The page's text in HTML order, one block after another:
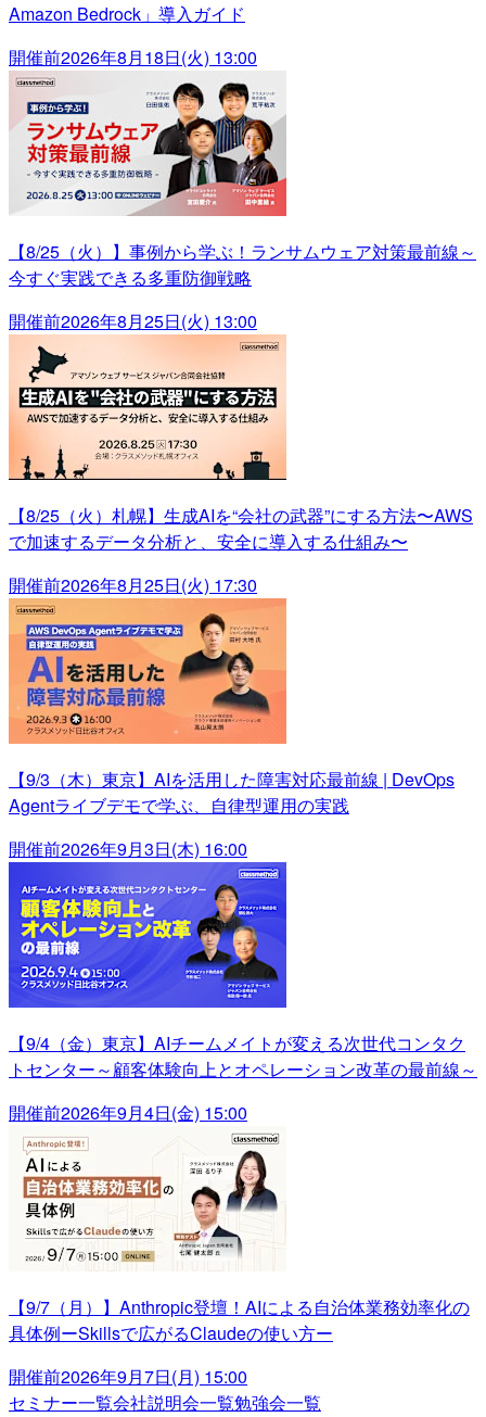
Amazon Bedrock」導入ガイド
開催前2026年8月18日(火) 13:00
【8/25（火）】事例から学ぶ！ランサムウェア対策最前線～
今すぐ実践できる多重防御戦略
開催前2026年8月25日(火) 13:00
【8/25（火）札幌】生成AIを“会社の武器”にする方法〜AWS
で加速するデータ分析と、安全に導入する仕組み〜
開催前2026年8月25日(火) 17:30
【9/3（木）東京】AIを活用した障害対応最前線 | DevOps
Agentライブデモで学ぶ、自律型運用の実践
開催前2026年9月3日(木) 16:00
【9/4（金）東京】AIチームメイトが変える次世代コンタク
トセンター～顧客体験向上とオペレーション改革の最前線～
開催前2026年9月4日(金) 15:00
【9/7（月）】Anthropic登壇！AIによる自治体業務効率化の
具体例ーSkillsで広がるClaudeの使い方ー
開催前2026年9月7日(月) 15:00
セミナー一覧会社説明会一覧勉強会一覧